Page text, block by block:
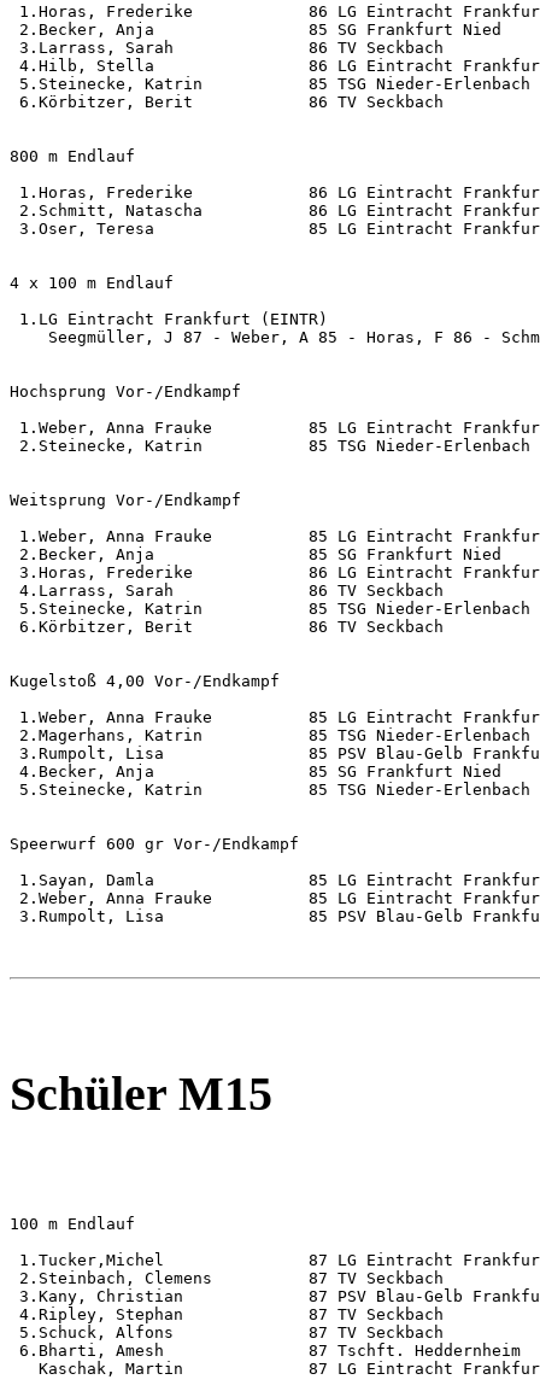
1.Horas, Frederike            86 LG Eintracht
2.Becker, Anja                85 SG Frankfurt Nied
3.Larrass, Sarah              86 TV Seckbach
4.Hilb, Stella                86 LG Eintracht Frankfurt
5.Steinecke, Katrin           85 TSG Nieder-
6.Körbitzer, Berit            86 TV Seckbach
800 m Endlauf
1.Horas, Frederike            86 LG Eintracht
2.Schmitt, Natascha           86 LG Eintracht
3.Oser, Teresa                85 LG Eintracht Frankfurt
4 x 100 m Endlauf
1.LG Eintracht Frankfurt (EINTR)
Seegmüller, J 87 - Weber, A 85 - Horas, F 86 -
Hochsprung Vor-/Endkampf
1.Weber, Anna Frauke          85 LG Eintracht
2.Steinecke, Katrin           85 TSG Nieder-
Weitsprung Vor-/Endkampf
1.Weber, Anna Frauke          85 LG Eintracht
2.Becker, Anja                85 SG Frankfurt
3.Horas, Frederike            86 LG Eintracht
4.Larrass, Sarah              86 TV
5.Steinecke, Katrin           85 TSG Nieder-
6.Körbitzer, Berit            86 TV
Kugelstoß 4,00 Vor-/Endkampf
1.Weber, Anna Frauke          85 LG Eintracht
2.Magerhans, Katrin           85 TSG Nieder-
3.Rumpolt, Lisa               85 PSV Blau-Gelb
4.Becker, Anja                85 SG Frankfurt
5.Steinecke, Katrin           85 TSG Nieder-
Speerwurf 600 gr Vor-/Endkampf
1.Sayan, Damla                85 LG Eintracht
2.Weber, Anna Frauke          85 LG Eintracht
3.Rumpolt, Lisa               85 PSV Blau-Gelb
Schüler M15
100 m Endlauf
1.Tucker,Michel               87 LG Eintracht
2.Steinbach, Clemens          87 TV Seckbach
3.Kany, Christian             87 PSV Blau-Gelb
4.Ripley, Stephan             87 TV Seckbach
5.Schuck, Alfons              87 TV Seckbach
6.Bharti, Amesh               87 Tschft.
Kaschak, Martin             87 LG Eintracht